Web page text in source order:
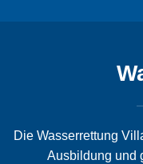
Die Wasserrettung
Ausbildung und